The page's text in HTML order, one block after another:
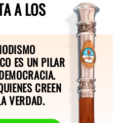
A LOS
ES UN PILAR
CREEN
VERDAD.